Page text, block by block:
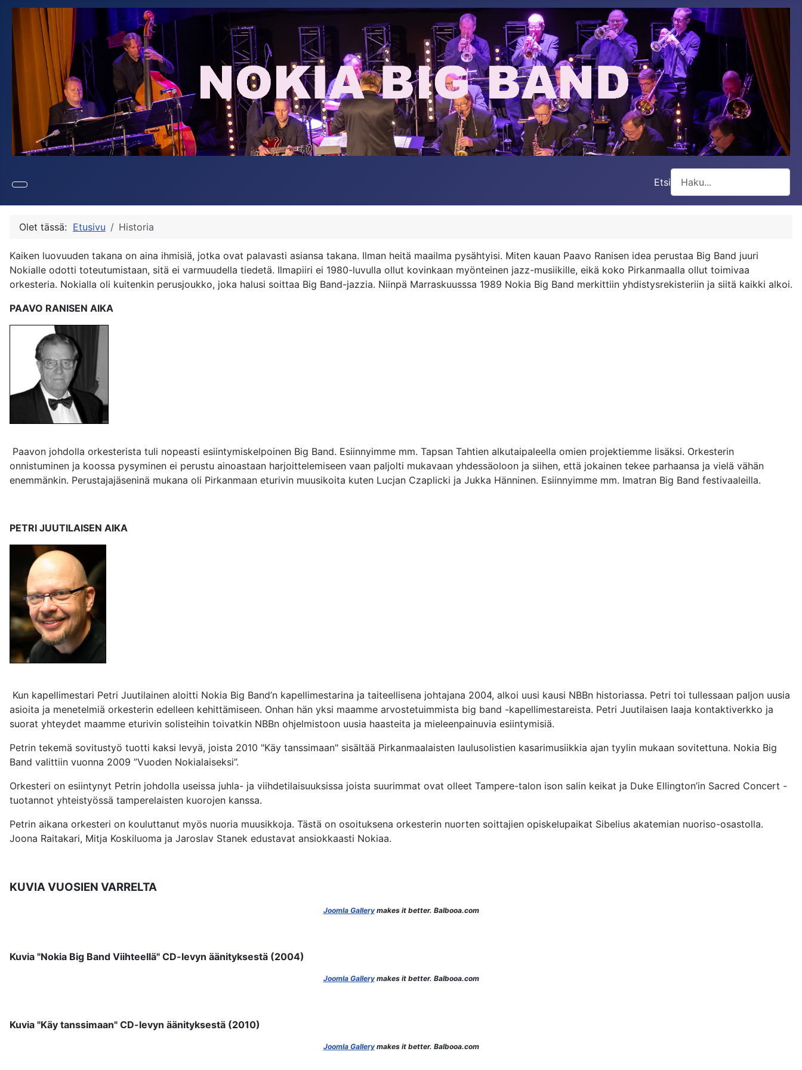
Etsi
Olet tässä: Etusivu Historia
Kaiken luovuuden takana on aina ihmisiä, jotka ovat palavasti asiansa takana. Ilman heitä maailma pysähtyisi. Miten kauan Paavo Ranisen idea perustaa Big Band juuri
Nokialle odotti toteutumistaan, sitä ei varmuudella tiedetä. Ilmapiiri ei 1980-luvulla ollut kovinkaan myönteinen jazz-musiikille, eikä koko Pirkanmaalla ollut toimivaa
orkesteria. Nokialla oli kuitenkin perusjoukko, joka halusi soittaa Big Band-jazzia. Niinpä Marraskuusssa 1989 Nokia Big Band merkittiin yhdistysrekisteriin ja siitä kaikki alkoi.
PAAVO RANISEN AIKA
Paavon johdolla orkesterista tuli nopeasti esiintymiskelpoinen Big Band. Esiinnyimme mm. Tapsan Tahtien alkutaipaleella omien projektiemme lisäksi. Orkesterin
onnistuminen ja koossa pysyminen ei perustu ainoastaan harjoittelemiseen vaan paljolti mukavaan yhdessäoloon ja siihen, että jokainen tekee parhaansa ja vielä vähän
enemmänkin. Perustajajäseninä mukana oli Pirkanmaan eturivin muusikoita kuten Lucjan Czaplicki ja Jukka Hänninen. Esiinnyimme mm. Imatran Big Band festivaaleilla.
PETRI JUUTILAISEN AIKA
Kun kapellimestari Petri Juutilainen aloitti Nokia Big Band’n kapellimestarina ja taiteellisena johtajana 2004, alkoi uusi kausi NBBn historiassa. Petri toi tullessaan paljon uusia
asioita ja menetelmiä orkesterin edelleen kehittämiseen. Onhan hän yksi maamme arvostetuimmista big band -kapellimestareista. Petri Juutilaisen laaja kontaktiverkko ja
suorat yhteydet maamme eturivin solisteihin toivatkin NBBn ohjelmistoon uusia haasteita ja mieleenpainuvia esiintymisiä.
Petrin tekemä sovitustyö tuotti kaksi levyä, joista 2010 "Käy tanssimaan" sisältää Pirkanmaalaisten laulusolistien kasarimusiikkia ajan tyylin mukaan sovitettuna. Nokia Big
Band valittiin vuonna 2009 ”Vuoden Nokialaiseksi”.
Orkesteri on esiintynyt Petrin johdolla useissa juhla- ja viihdetilaisuuksissa joista suurimmat ovat olleet Tampere-talon ison salin keikat ja Duke Ellington’in Sacred Concert -
tuotannot yhteistyössä tamperelaisten kuorojen kanssa.
Petrin aikana orkesteri on kouluttanut myös nuoria muusikkoja. Tästä on osoituksena orkesterin nuorten soittajien opiskelupaikat Sibelius akatemian nuoriso-osastolla.
Joona Raitakari, Mitja Koskiluoma ja Jaroslav Stanek edustavat ansiokkaasti Nokiaa.
KUVIA VUOSIEN VARRELTA
Joomla Gallerymakes it better. Balbooa.com
Kuvia "Nokia Big Band Viihteellä" CD-levyn äänityksestä (2004)
Joomla Gallerymakes it better. Balbooa.com
Kuvia "Käy tanssimaan" CD-levyn äänityksestä (2010)
Joomla Gallerymakes it better. Balbooa.com